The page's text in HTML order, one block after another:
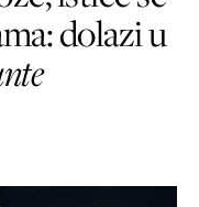
dolazi u